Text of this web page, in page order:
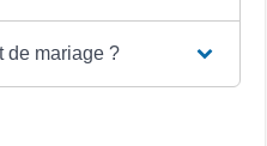
de mariage ?